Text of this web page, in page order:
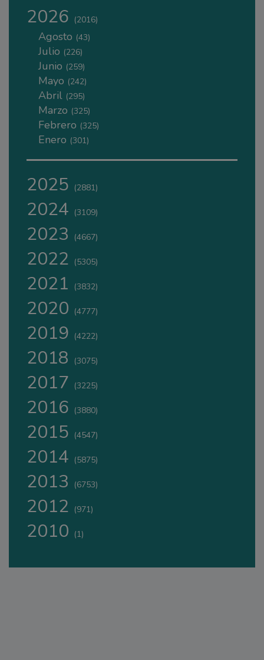
2026 (2016)
Agosto (43)
Julio (226)
Junio (259)
Mayo (242)
Abril (295)
Marzo (325)
Febrero (325)
Enero (301)
2025 (2881)
2024 (3109)
2023 (4667)
2022 (5305)
2021 (3832)
2020 (4777)
2019 (4222)
2018 (3075)
2017 (3225)
2016 (3880)
2015 (4547)
2014 (5875)
2013 (6753)
2012 (971)
2010 (1)